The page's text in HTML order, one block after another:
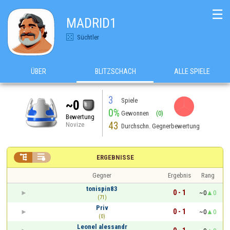
MADRID1
Süchtler
☰
ÜBER BLITZSCHACH ALLE SPIELE
~0
Bewertung
Novize
3 Spiele
0% Gewonnen (0)
43 Durchschn. Gegnerbewertung
ERGEBNISSE
 
Gegner Ergebnis
Rang
tonispin83
(71)
0 - 1 ~0
0
Priv
(0)
0 - 1 ~0
0
Leonel alessandr